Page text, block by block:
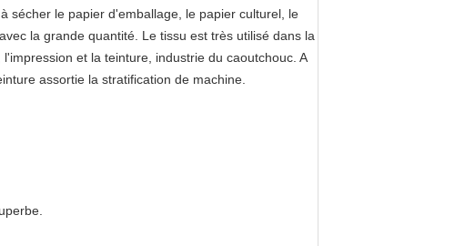
sécher le papier d'emballage, le papier culturel, le
la grande quantité. Le tissu est très utilisé dans la
et la teinture, industrie du caoutchouc. A
assortie la stratification de machine.